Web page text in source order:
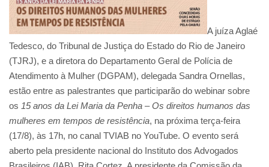
A juíza Aglaé
Tedesco, do Tribunal de Justiça do Estado do Rio de Janeiro
(TJRJ), e a diretora do Departamento Geral de Polícia de
Atendimento à Mulher (DGPAM), delegada Sandra Ornellas,
estão entre as palestrantes que participarão do webinar sobre
os 15 anos da Lei Maria da Penha – Os direitos humanos das
mulheres em tempos de resistência, na próxima terça-feira
(17/8), às 17h, no canal TVIAB no YouTube. O evento será
aberto pela presidente nacional do Instituto dos Advogados